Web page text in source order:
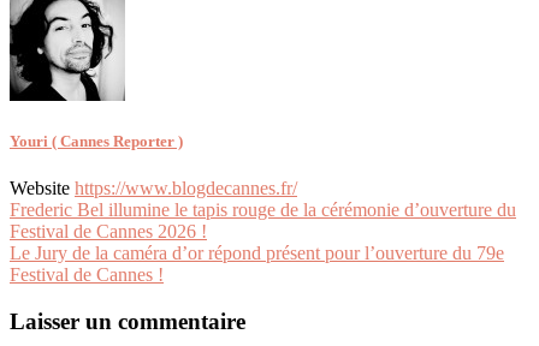
Youri ( Cannes Reporter )
Website https://www.blogdecannes.fr/
Navigation
de
l’article
Frederic Bel illumine le tapis rouge de la cérémonie d’ouverture du
Festival de Cannes 2026 !
Le Jury de la caméra d’or répond présent pour l’ouverture du 79e
Festival de Cannes !
Laisser un commentaire